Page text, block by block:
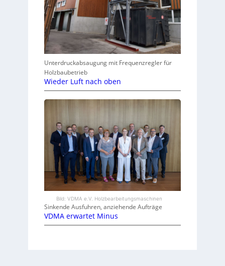
Unterdruckabsaugung mit Frequenzregler für
Holzbaubetrieb
Wieder Luft nach oben
Bild: VDMA e.V. Holzbearbeitungsmaschinen
Sinkende Ausfuhren, anziehende Aufträge
VDMA erwartet Minus